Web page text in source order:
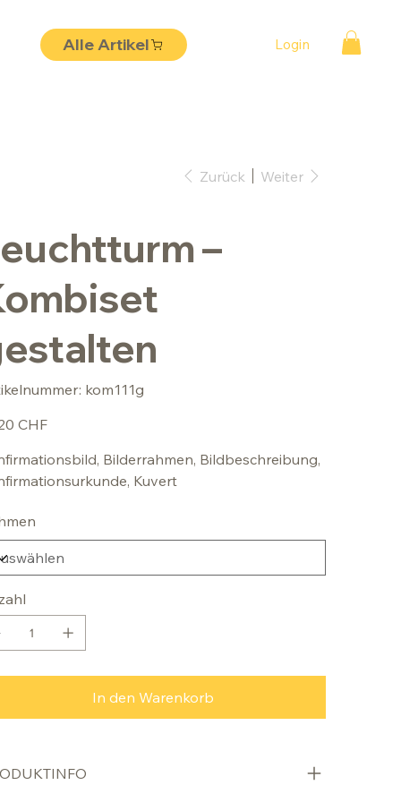
Alle Artikel Login
Zurück Weiter
–
Artikelnummer:
kom111g
kom111g
CHF
Bilderrahmen, Bildbeschreibung,
Kuvert
In den Warenkorb